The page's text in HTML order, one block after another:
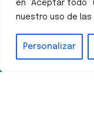
en “Aceptar
nuestro uso de las
Personalizar